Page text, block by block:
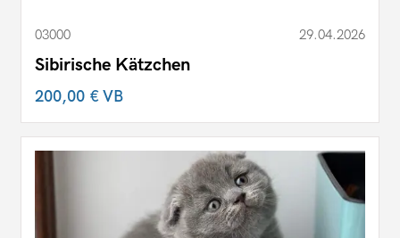
03000 29.04.2026
Sibirische Kätzchen
200,00 €VB